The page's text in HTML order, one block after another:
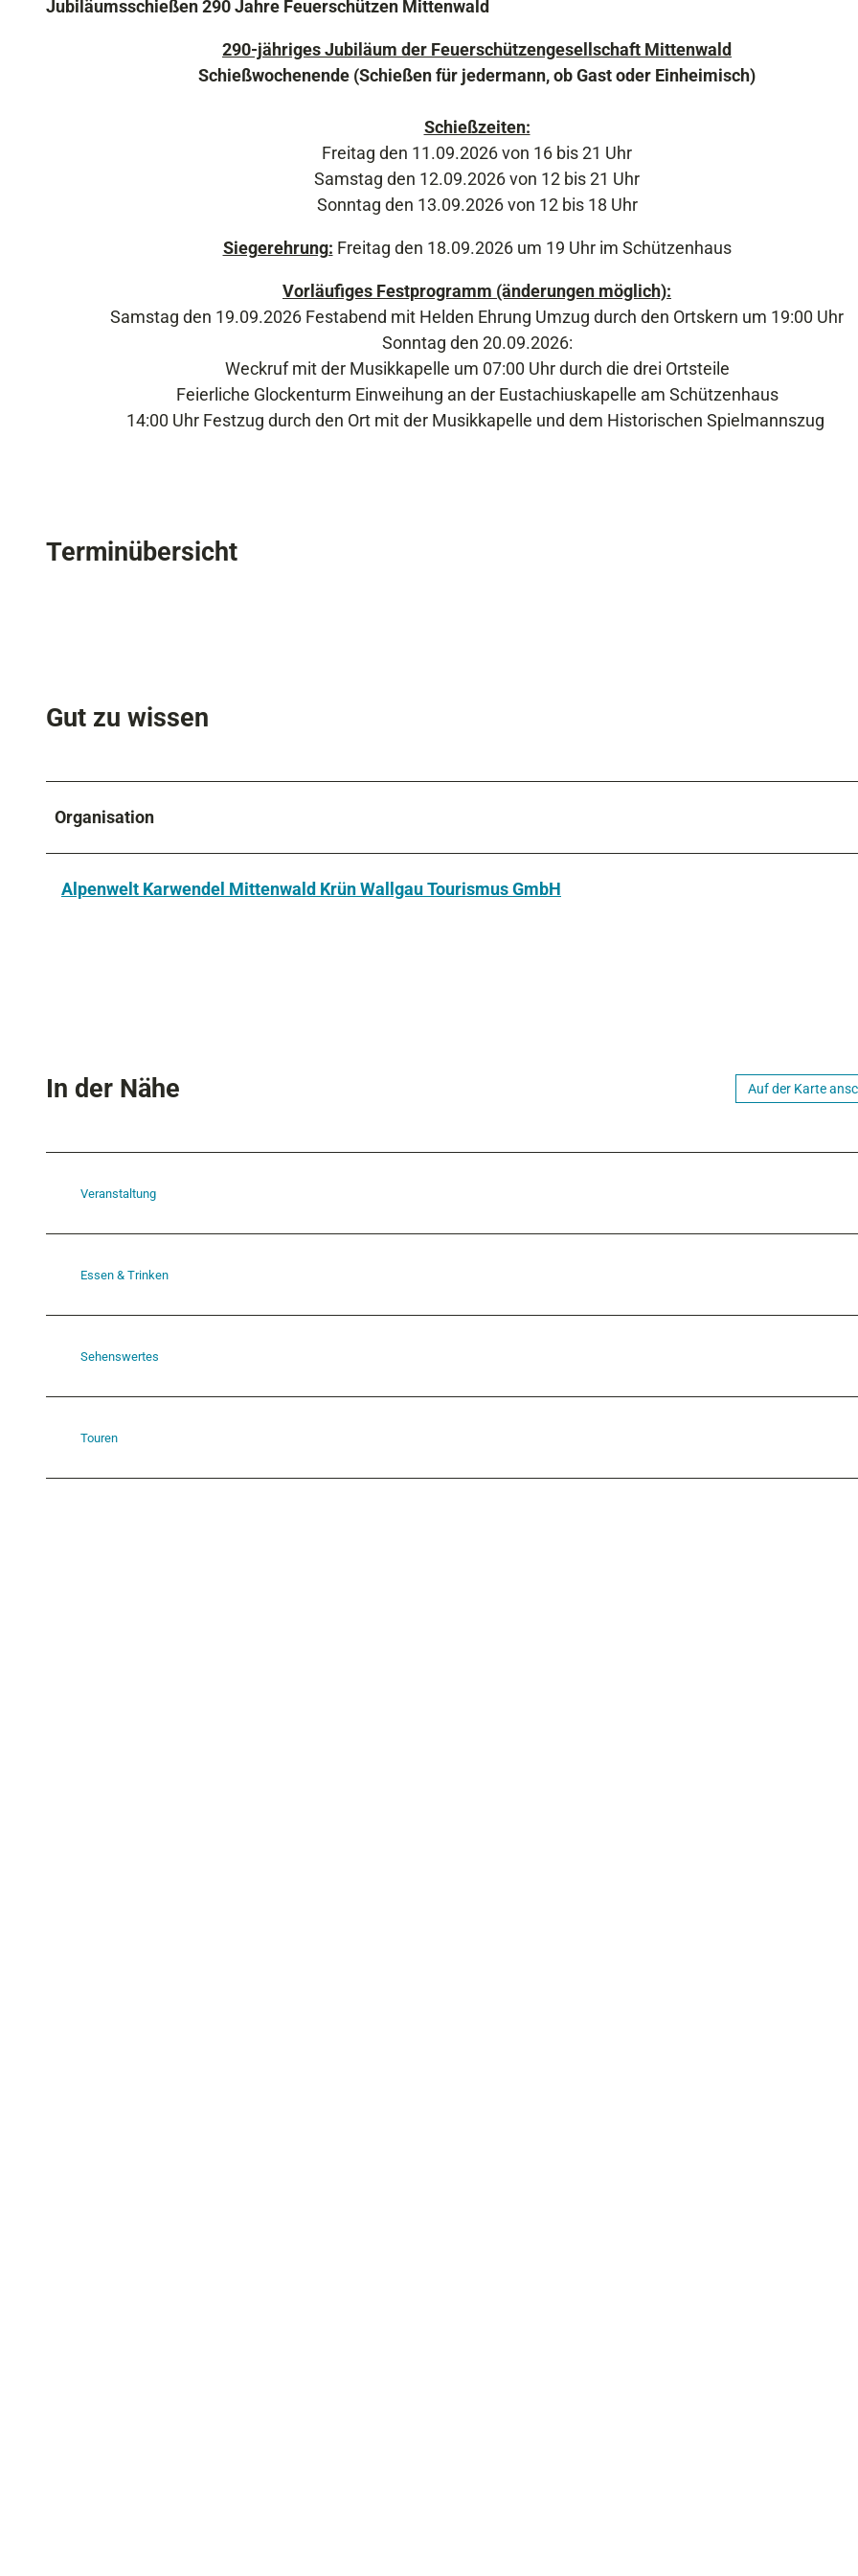
Jubiläumsschießen 290 Jahre Feuerschützen Mittenwald
290-jähriges Jubiläum der Feuerschützengesellschaft Mittenwald
Schießwochenende (Schießen für jedermann, ob Gast oder Einheimisch)
Schießzeiten:
Freitag den 11.09.2026 von 16 bis 21 Uhr
Samstag den 12.09.2026 von 12 bis 21 Uhr
Sonntag den 13.09.2026 von 12 bis 18 Uhr
Siegerehrung: Freitag den 18.09.2026 um 19 Uhr im Schützenhaus
Vorläufiges Festprogramm (änderungen möglich):
Samstag den 19.09.2026 Festabend mit Helden Ehrung Umzug durch den Ortskern um 19:00 Uhr
Sonntag den 20.09.2026:
Weckruf mit der Musikkapelle um 07:00 Uhr durch die drei Ortsteile
Feierliche Glockenturm Einweihung an der Eustachiuskapelle am Schützenhaus
14:00 Uhr Festzug durch den Ort mit der Musikkapelle und dem Historischen Spielmannszug
Terminübersicht
Gut zu wissen
Organisation
Alpenwelt Karwendel Mittenwald Krün Wallgau Tourismus GmbH
In der Nähe Auf der Karte
Veranstaltung
Essen & Trinken
Sehenswertes
Touren